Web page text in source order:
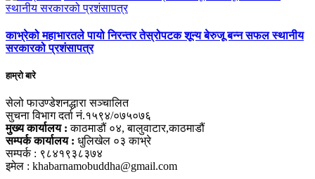
काभ्रेको महाभारतले पायो निरन्तर तेस्रोपटक शून्य बेरुजू बन्न सफल स्थानीय
सरकारको प्रशंसापत्र
हाम्रो बारे
सेलो फाउण्डेशनद्धारा सञ्चालित
सुचना विभाग दर्ता नं.१५९४/०७५०७६
मुख्य कार्यालय : काठमाडौं ०४, बालुवाटार,काठमाडौं
सम्पर्क कार्यालय : धुलिखेल ०३ काभ्रे
सम्पर्क : ९८४१९३८३७४
इमेल : khabarnamobuddha@gmail.com